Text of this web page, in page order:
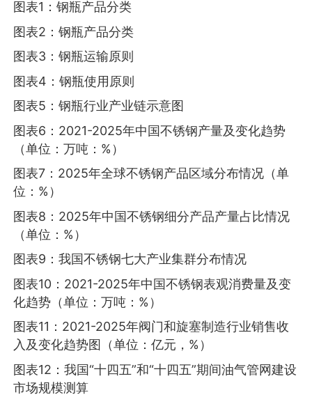
图表1：钢瓶产品分类
图表2：钢瓶产品分类
图表3：钢瓶运输原则
图表4：钢瓶使用原则
图表5：钢瓶行业产业链示意图
图表6：2021-2025年中国不锈钢产量及变化趋势
（单位：万吨：%）
图表7：2025年全球不锈钢产品区域分布情况（单
位：%）
图表8：2025年中国不锈钢细分产品产量占比情况
（单位：%）
图表9：我国不锈钢七大产业集群分布情况
图表10：2021-2025年中国不锈钢表观消费量及变
化趋势（单位：万吨：%）
图表11：2021-2025年阀门和旋塞制造行业销售收
入及变化趋势图（单位：亿元，%）
图表12：我国“十四五”和“十四五”期间油气管网建设
市场规模测算